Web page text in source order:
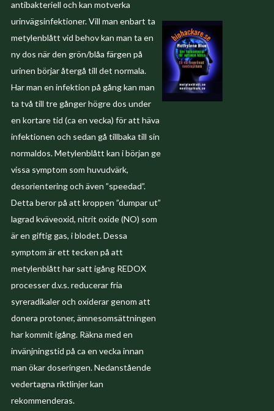
antibakteriell och kan motverka
urinvägsinfektioner. Vill man enbart ta
metylenblått vid behov kan man ta en
ny dos när den grön/blåa färgen på
urinen börjar återgå till det normala.
Har man en infektion på gång kan man
ta två till tre gånger högre dos under
en kortare tid (ca en vecka) för att häva
infektionen och sedan gå tillbaka till sin
normaldos. Metylenblått kan i början ge
vissa symptom som huvudvärk,
desorientering och även ”speedad”.
Detta beror på att kroppen ”dumpar ut”
lagrad kväveoxid, nitrit oxide (NO) som
är en giftig gas, i blodet. Dessa
symptom är ett tecken på att
metylenblått har satt igång REDOX
processer d.v.s. reducerar fria
syreradikaler och oxiderar genom att
donera protoner, ämnesomsättningen
har kommit igång. Räkna med en
invänjningstid på ca en vecka innan
man ökar doseringen. Nedanstående
vedertagna riktlinjer kan
rekommenderas.